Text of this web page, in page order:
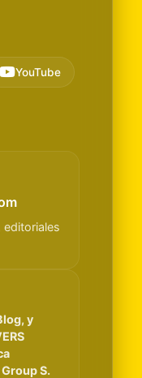
YouTube
editoriales
y
S.